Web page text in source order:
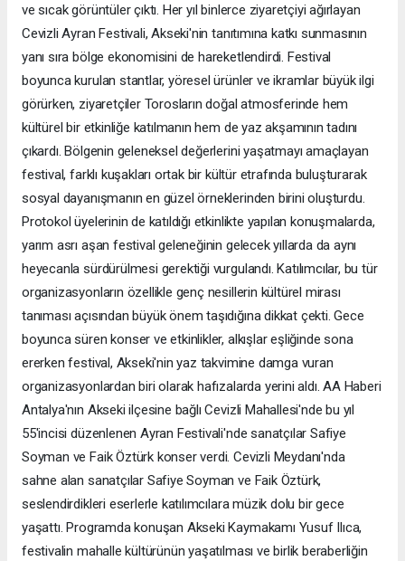
ve sıcak görüntüler çıktı. Her yıl binlerce ziyaretçiyi ağırlayan
Cevizli Ayran Festivali, Akseki'nin tanıtımına katkı sunmasının
yanı sıra bölge ekonomisini de hareketlendirdi. Festival
boyunca kurulan stantlar, yöresel ürünler ve ikramlar büyük ilgi
görürken, ziyaretçiler Torosların doğal atmosferinde hem
kültürel bir etkinliğe katılmanın hem de yaz akşamının tadını
çıkardı. Bölgenin geleneksel değerlerini yaşatmayı amaçlayan
festival, farklı kuşakları ortak bir kültür etrafında buluşturarak
sosyal dayanışmanın en güzel örneklerinden birini oluşturdu.
Protokol üyelerinin de katıldığı etkinlikte yapılan konuşmalarda,
yarım asrı aşan festival geleneğinin gelecek yıllarda da aynı
heyecanla sürdürülmesi gerektiği vurgulandı. Katılımcılar, bu tür
organizasyonların özellikle genç nesillerin kültürel mirası
tanıması açısından büyük önem taşıdığına dikkat çekti. Gece
boyunca süren konser ve etkinlikler, alkışlar eşliğinde sona
ererken festival, Akseki'nin yaz takvimine damga vuran
organizasyonlardan biri olarak hafızalarda yerini aldı. AA Haberi
Antalya'nın Akseki ilçesine bağlı Cevizli Mahallesi'nde bu yıl
55'incisi düzenlenen Ayran Festivali'nde sanatçılar Safiye
Soyman ve Faik Öztürk konser verdi. Cevizli Meydanı'nda
sahne alan sanatçılar Safiye Soyman ve Faik Öztürk,
seslendirdikleri eserlerle katılımcılara müzik dolu bir gece
yaşattı. Programda konuşan Akseki Kaymakamı Yusuf Ilıca,
festivalin mahalle kültürünün yaşatılması ve birlik beraberliğin